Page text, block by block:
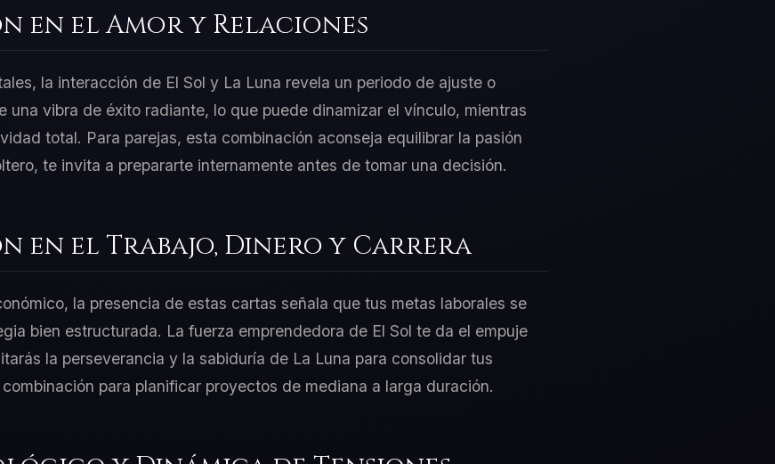
en el Amor y Relaciones
la interacción de El Sol y La Luna revela un periodo de ajuste o
una vibra de éxito radiante, lo que puede dinamizar el vínculo, mientras
total. Para parejas, esta combinación aconseja equilibrar la pasión
te invita a prepararte internamente antes de tomar una decisión.
en el Trabajo, Dinero y Carrera
la presencia de estas cartas señala que tus metas laborales se
bien estructurada. La fuerza emprendedora de El Sol te da el empuje
la perseverancia y la sabiduría de La Luna para consolidar tus
para planificar proyectos de mediana a larga duración.